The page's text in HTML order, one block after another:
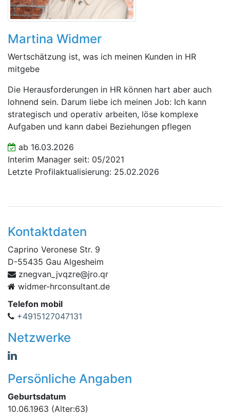
Martina Widmer
Wertschätzung ist, was ich meinen Kunden in HR
mitgebe
Die Herausforderungen in HR können hart aber auch
lohnend sein. Darum liebe ich meinen Job: Ich kann
strategisch und operativ arbeiten, löse komplexe
Aufgaben und kann dabei Beziehungen pflegen
ab 16.03.2026
Interim Manager seit: 05/2021
Letzte Profilaktualisierung: 25.02.2026
Kontaktdaten
Caprino Veronese Str. 9
D-55435 Gau Algesheim
rq.orj@erzqvj_navgen
z
widmer-hrconsultant.de
Telefon mobil
+4915127047131
Netzwerke
Persönliche Angaben
Geburtsdatum
10.06.1963 (Alter:63)